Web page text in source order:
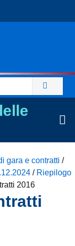
gara e contratti /
/ Riepilogo
2016